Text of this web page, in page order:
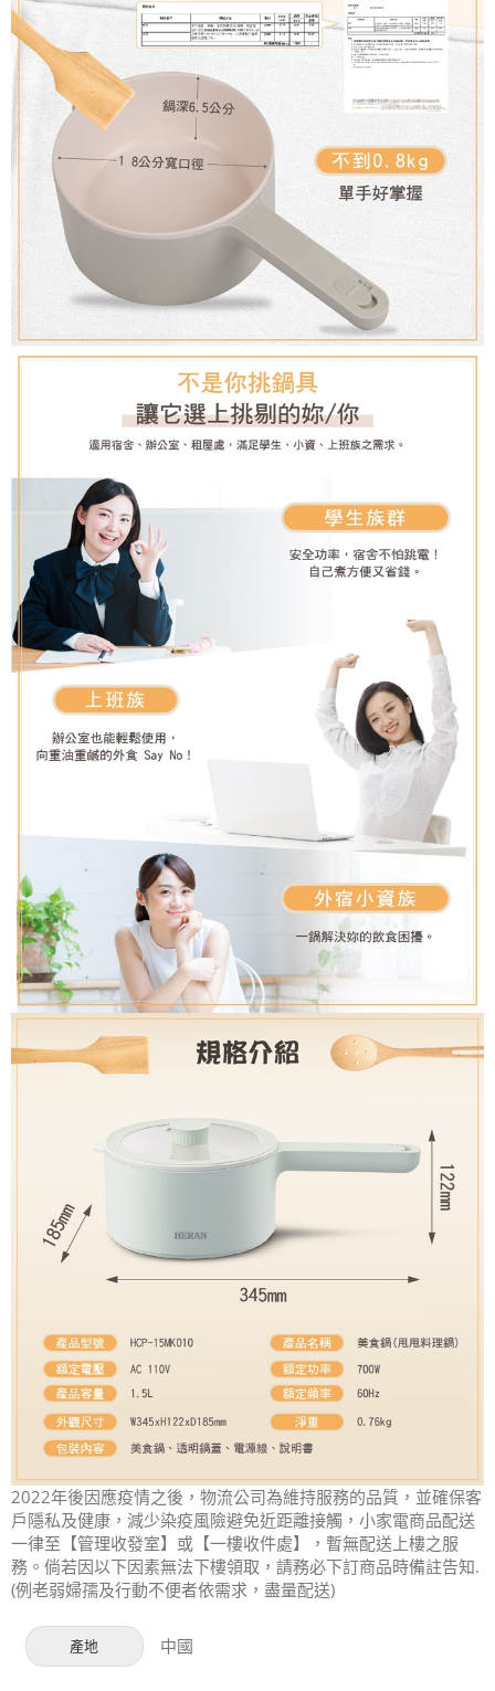
2022年後因應疫情之後，物流公司為維持服務的品質，並確保客
戶隱私及健康，減少染疫風險避免近距離接觸，小家電商品配送
一律至【管理收發室】或【一樓收件處】，暫無配送上樓之服
務。倘若因以下因素無法下樓領取，請務必下訂商品時備註告知.
(例老弱婦孺及行動不便者依需求，盡量配送)
產地 中國